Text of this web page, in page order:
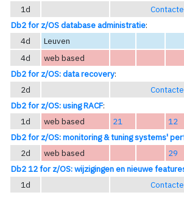
1d
Db2 for z/OS database administratie:
4d
Leuven
4d
web based
Db2 for z/OS: data recovery:
2d
Db2 for z/OS: using RACF:
1d
web based 21 12
Db2 for z/OS: monitoring & tuning systems'
2d
web based
29
Db2 12 for z/OS: wijzigingen en nieuwe
1d